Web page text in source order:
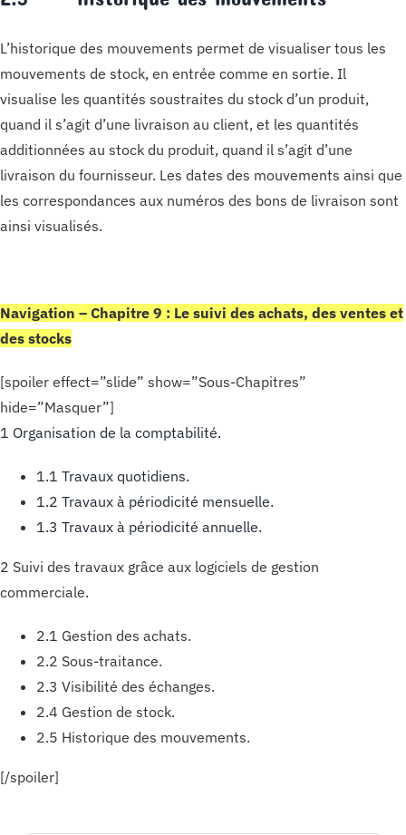
L’historique des mouvements permet de visualiser tous les
mouvements de stock, en entrée comme en sortie. Il
visualise les quantités soustraites du stock d’un produit,
quand il s’agit d’une livraison au client, et les quantités
additionnées au stock du produit, quand il s’agit d’une
livraison du fournisseur. Les dates des mouvements ainsi que
les correspondances aux numéros des bons de livraison sont
ainsi visualisés.
Navigation – Chapitre 9 : Le suivi des achats, des ventes et
des stocks
[spoiler effect=”slide” show=”Sous-Chapitres”
hide=”Masquer”]
1 Organisation de la comptabilité.
1.1 Travaux quotidiens.
1.2 Travaux à périodicité mensuelle.
1.3 Travaux à périodicité annuelle.
2 Suivi des travaux grâce aux logiciels de gestion
commerciale.
2.1 Gestion des achats.
2.2 Sous-traitance.
2.3 Visibilité des échanges.
2.4 Gestion de stock.
2.5 Historique des mouvements.
[/spoiler]